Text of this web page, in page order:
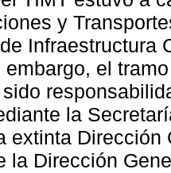
y
Infraestructura
embargo, el
la
extinta Dirección
la Dirección